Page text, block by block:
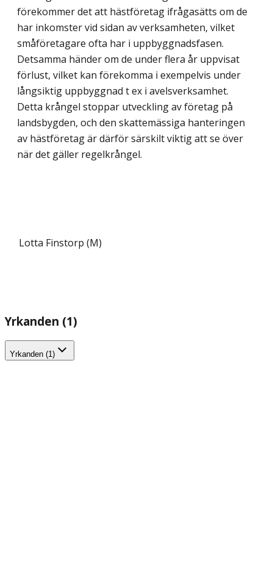
förekommer det att hästföretag ifrågasätts om de
har inkomster vid sidan av verksamheten, vilket
småföretagare ofta har i uppbyggnadsfasen.
Detsamma händer om de under flera år uppvisat
förlust, vilket kan förekomma i exempelvis under
långsiktig uppbyggnad t ex i avelsverksamhet.
Detta krångel stoppar utveckling av företag på
landsbygden, och den skattemässiga hanteringen
av hästföretag är därför särskilt viktig att se över
när det gäller regelkrångel.
Lotta Finstorp (M)
Yrkanden (1)
Yrkanden (1)